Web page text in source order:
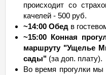
происходит со
качелей - 500 руб.
~14:00 Обед в
~15:00 Конная
маршруту "Ущелье
сады" (за доп. плату).
Во время прогулки мы